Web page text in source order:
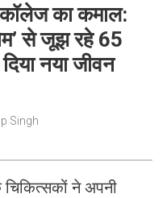
का कमाल:
से जूझ रहे 65
नया जीवन
Singh
ने अपनी